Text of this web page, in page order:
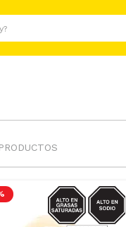
PRODUCTOS
SODIO/GRASAS-
SAT